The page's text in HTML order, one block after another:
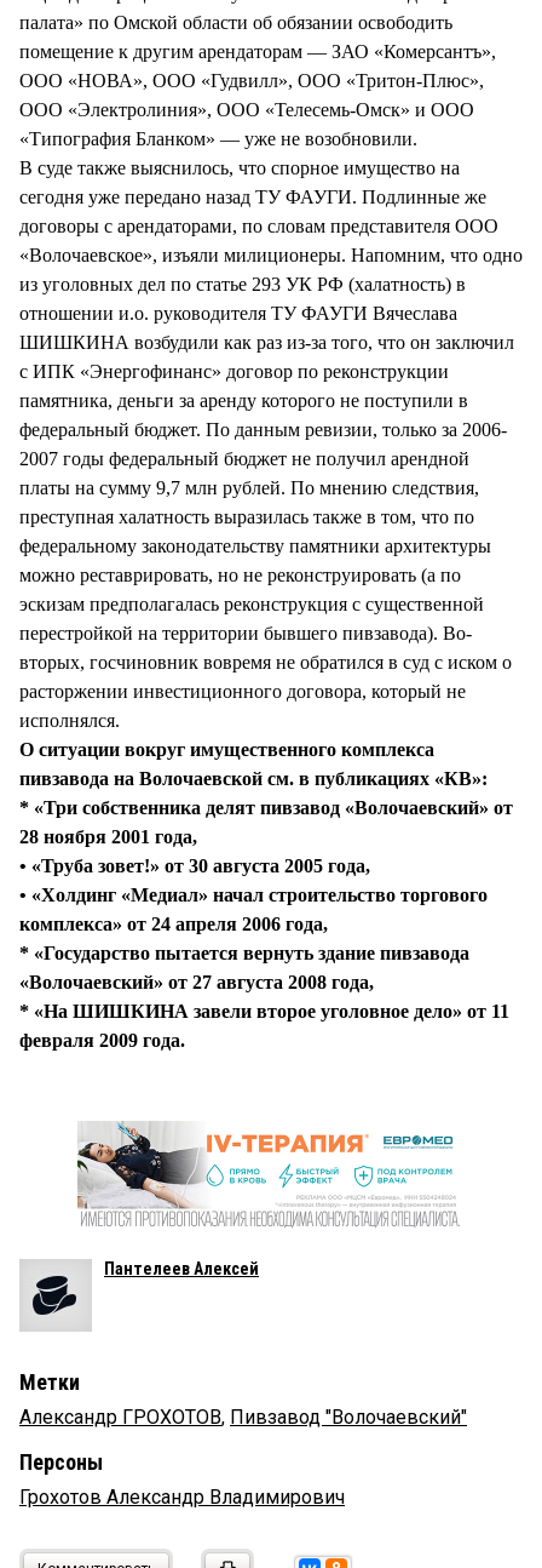
палата» по Омской области об обязании освободить
помещение к другим арендаторам — ЗАО «Комерсантъ»,
ООО «НОВА», ООО «Гудвилл», ООО «Тритон-Плюс»,
ООО «Электролиния», ООО «Телесемь-Омск» и ООО
«Типография Бланком» — уже не возобновили.
В суде также выяснилось, что спорное имущество на
сегодня уже передано назад ТУ ФАУГИ. Подлинные же
договоры с арендаторами, по словам представителя ООО
«Волочаевское», изъяли милиционеры. Напомним, что одно
из уголовных дел по статье 293 УК РФ (халатность) в
отношении и.о. руководителя ТУ ФАУГИ Вячеслава
ШИШКИНА возбудили как раз из-за того, что он заключил
с ИПК «Энергофинанс» договор по реконструкции
памятника, деньги за аренду которого не поступили в
федеральный бюджет. По данным ревизии, только за 2006-
2007 годы федеральный бюджет не получил арендной
платы на сумму 9,7 млн рублей. По мнению следствия,
преступная халатность выразилась также в том, что по
федеральному законодательству памятники архитектуры
можно реставрировать, но не реконструировать (а по
эскизам предполагалась реконструкция с существенной
перестройкой на территории бывшего пивзавода). Во-
вторых, госчиновник вовремя не обратился в суд с иском о
расторжении инвестиционного договора, который не
исполнялся.
О ситуации вокруг имущественного комплекса
пивзавода на Волочаевской см. в публикациях «КВ»:
* «Три собственника делят пивзавод «Волочаевский» от
28 ноября 2001 года,
• «Труба зовет!» от 30 августа 2005 года,
• «Холдинг «Медиал» начал строительство торгового
комплекса» от 24 апреля 2006 года,
* «Государство пытается вернуть здание пивзавода
«Волочаевский» от 27 августа 2008 года,
* «На ШИШКИНА завели второе уголовное дело» от 11
февраля 2009 года.
Пантелеев Алексей
Метки
Александр ГРОХОТОВ, Пивзавод "Волочаевский"
Персоны
Грохотов Александр Владимирович